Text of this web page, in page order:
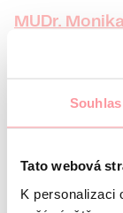
Souhlas
Tato webová
K personalizaci
MUDr.